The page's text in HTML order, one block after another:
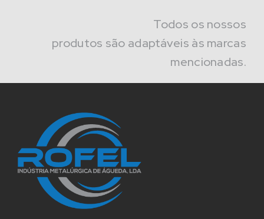
Todos os nossos
produtos são adaptáveis às marcas
mencionadas.